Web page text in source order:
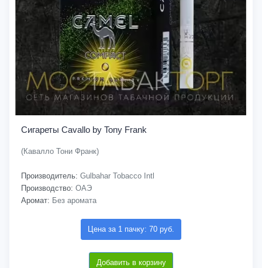
Сигареты Cavallo by Tony Frank
(Кавалло Тони Франк)
Производитель: Gulbahar Tobacco Intl
Производство: ОАЭ
Аромат: Без аромата
Цена за 1 пачку: 70 руб.
Добавить в корзину